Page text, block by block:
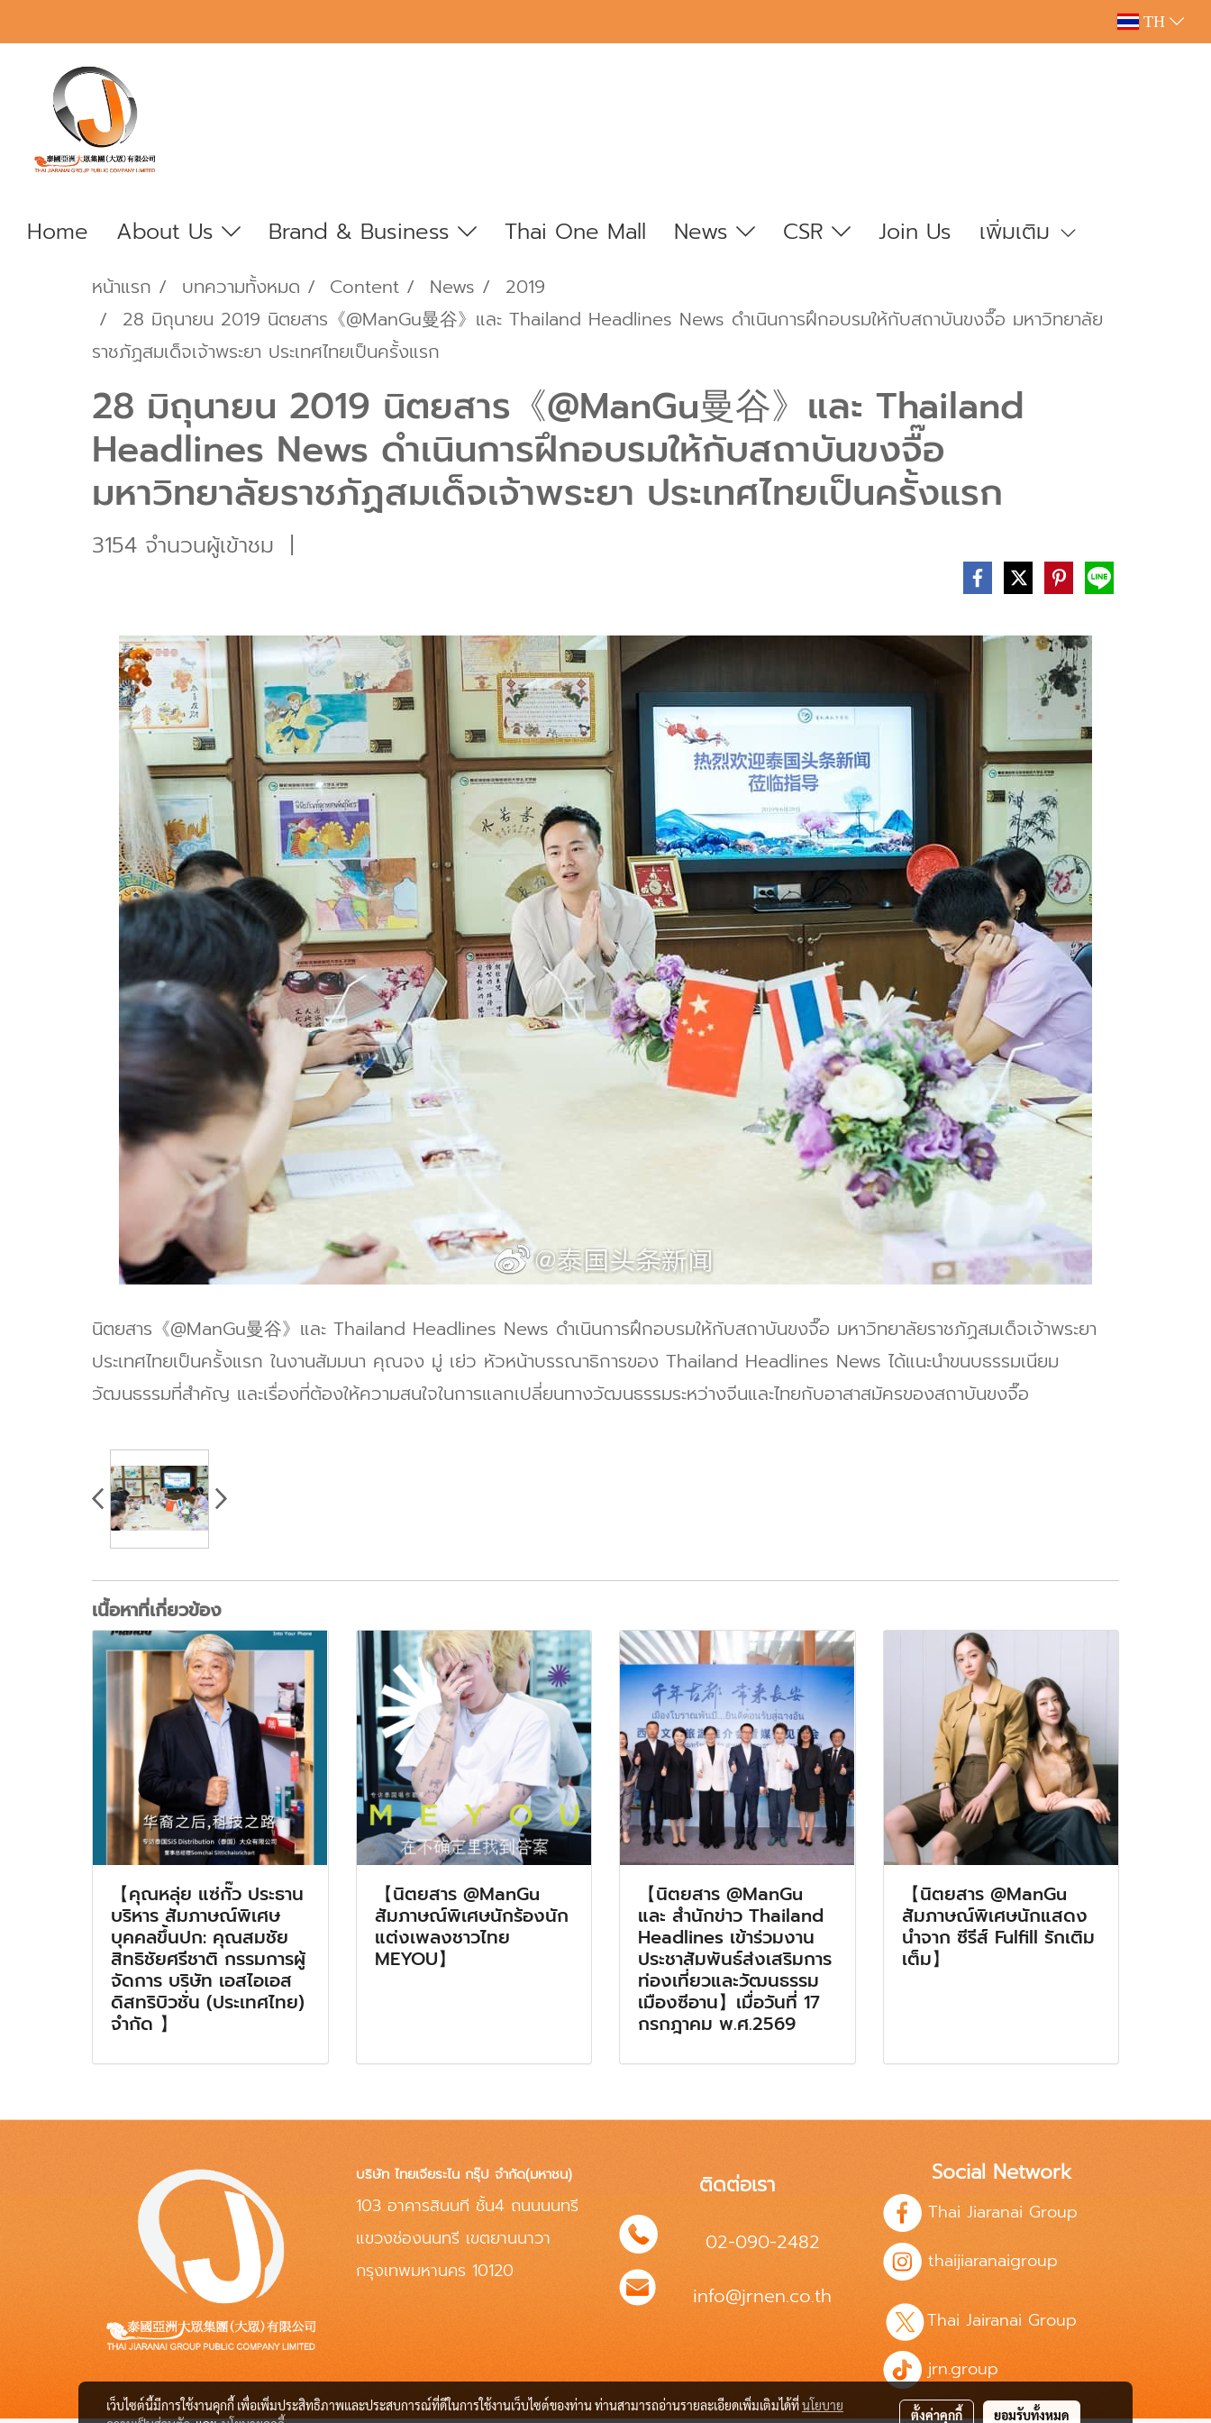
TH
Home About Us Brand & Business Thai One Mall News CSR Join Us เพิ่มเติม
หน้าแรก บทความทั้งหมด Content News
2019
28 มิถุนายน 2019 นิตยสาร《@ManGu曼谷》และ Thailand Headlines News ดำเนินการฝึกอบรมให้กับสถาบันขงจื๊อ มหาวิทยาลัย
ราชภัฏสมเด็จเจ้าพระยา ประเทศไทยเป็นครั้งแรก
28 มิถุนายน 2019 นิตยสาร《@ManGu曼谷》และ Thailand
Headlines News ดำเนินการฝึกอบรมให้กับสถาบันขงจื๊อ
มหาวิทยาลัยราชภัฏสมเด็จเจ้าพระยา ประเทศไทยเป็นครั้งแรก
3154 จำนวนผู้เข้าชม |
นิตยสาร《@ManGu曼谷》และ Thailand Headlines News ดำเนินการฝึกอบรมให้กับสถาบันขงจื๊อ มหาวิทยาลัยราชภัฏสมเด็จเจ้าพระยา
ประเทศไทยเป็นครั้งแรก ในงานสัมมนา คุณจง มู่ เย่ว หัวหน้าบรรณาธิการของ Thailand Headlines News ได้แนะนำขนบธรรมเนียม
วัฒนธรรมที่สำคัญ และเรื่องที่ต้องให้ความสนใจในการแลกเปลี่ยนทางวัฒนธรรมระหว่างจีนและไทยกับอาสาสมัครของสถาบันขงจื๊อ
เนื้อหาที่เกี่ยวข้อง
【คุณหลุ่ย แซ่กั๊ว ประธาน
บริหาร สัมภาษณ์พิเศษ
บุคคลขึ้นปก: คุณสมชัย
สิทธิชัยศรีชาติ กรรมการผู้
จัดการ บริษัท เอสไอเอส
ดิสทริบิวชั่น (ประเทศไทย)
จำกัด 】
【นิตยสาร @ManGu
สัมภาษณ์พิเศษนักร้องนัก
แต่งเพลงชาวไทย
MEYOU】
【นิตยสาร @ManGu
และ สำนักข่าว Thailand
Headlines เข้าร่วมงาน
ประชาสัมพันธ์ส่งเสริมการ
ท่องเที่ยวและวัฒนธรรม
เมืองซีอาน】เมื่อวันที่ 17
กรกฎาคม พ.ศ.2569
【นิตยสาร @ManGu
สัมภาษณ์พิเศษนักแสดง
นำจาก ซีรีส์ Fulfill รักเติม
เต็ม】
บริษัท ไทยเจียระไน กรุ๊ป จำกัด(มหาชน)
103 อาคารสินนที ชั้น4 ถนนนนทรี
แขวงช่องนนทรี เขตยานนาวา
กรุงเทพมหานคร 10120
ติดต่อเรา
02-090-2482
info@jrnen.co.th
Social Network
Thai Jiaranai Group
thaijiaranaigroup
Thai Jairanai Group
jrn.group
เว็บไซต์นี้มีการใช้งานคุกกี้ เพื่อเพิ่มประสิทธิภาพและประสบการณ์ที่ดีในการใช้งานเว็บไซต์ของท่าน ท่านสามารถอ่านรายละเอียดเพิ่มเติมได้ที่นโยบาย
ตั้งค่าคุกกี้ ยอมรับทั้งหมด